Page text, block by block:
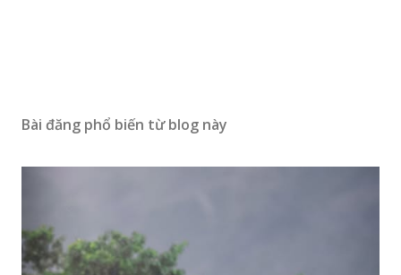
Bài đăng phổ biến từ blog này